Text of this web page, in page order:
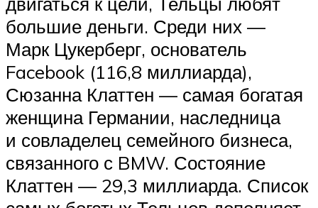
большие деньги. Среди них —
Марк Цукерберг, основатель
Facebook (116,8 миллиарда),
Сюзанна Клаттен — самая богатая
женщина Германии, наследница
и совладелец семейного бизнеса,
связанного с BMW. Состояние
Клаттен — 29,3 миллиарда. Список